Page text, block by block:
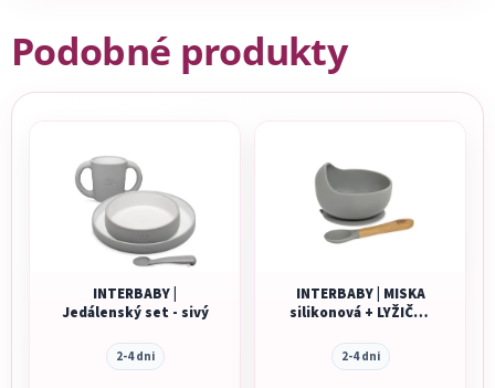
Podobné produkty
INTERBABY |
Jedálenský set - sivý
2-4 dni
INTERBABY | MISKA
silikonová + LYŽIČKA
2-4 dni